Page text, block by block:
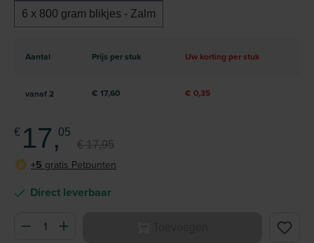
Direct leverbaar
Aantal Prijs per stuk Uw korting per stuk
vanaf2 € 17,60 € 0,35
€ 17,05
€ 17,95
6 x 800 gram blikjes - Zalm
Producthoeveelheid: Voer de gewenste hoeveelheid in of
P +5 gratis Petpunten